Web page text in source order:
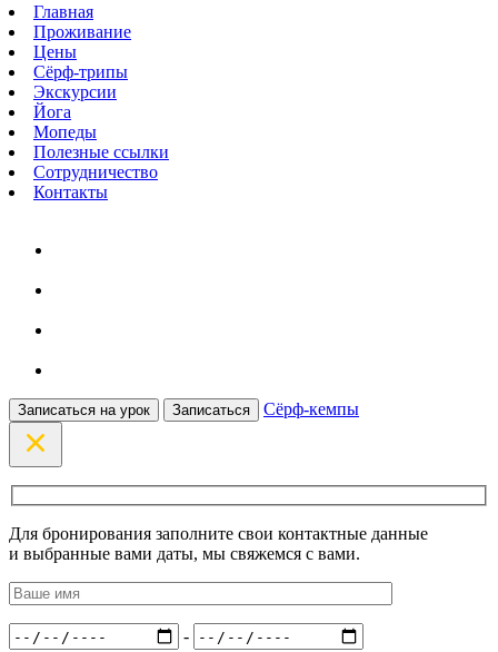
Главная
Проживание
Цены
Сёрф-трипы
Экскурсии
Йога
Мопеды
Полезные ссылки
Сотрудничество
Контакты
Записаться на урок Записаться Сёрф-кемпы
Для бронирования заполните свои контактные данные
и выбранные вами даты, мы свяжемся с вами.
-